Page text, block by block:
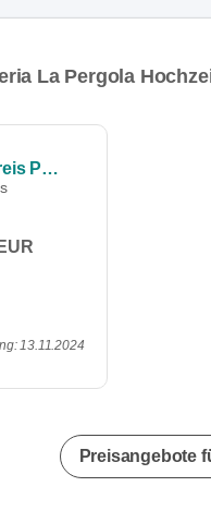
La Pergola
Mindestpreis Pro Person
13.11.2024
Preisangebote